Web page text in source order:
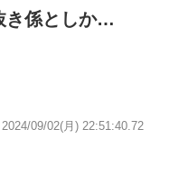
き係としか…
2024/09/02(月) 22:51:40.72